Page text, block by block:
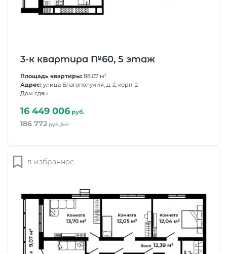
3-к квартира №60, 5 этаж
Площадь квартиры: 88.07 м2
Адрес: улица Благополучия, д. 2, корп. 2
Дом сдан
16 449 006 руб.
186 772 руб./м2
в избранное